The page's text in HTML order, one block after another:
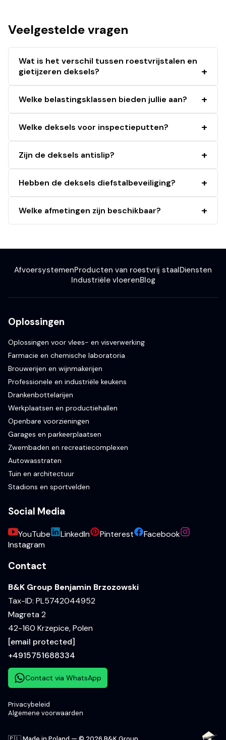
Veelgestelde vragen
Wat is het verschil tussen roestvrijstalen en
gietijzeren deksels?
Welke belastingsklassen bieden jullie aan?
Welke deksels voor inspectieputten?
Zijn de deksels antislip?
Hebben de deksels diefstalbeveiliging?
Welke afmetingen zijn beschikbaar?
AfvoersystemenProducten van roestvrij staalDiensten
Industriële vloerenBlog
Oplossingen
Oplossingen voor vlees- en visverwerking
Farmacie en chemische laboratoria
Brouwerijen en wijnmakerijen
Professionele en industriële keukens
Drankenbottelarijen
Werkplaatsen en productiehallen
Openbare voorzieningen
Garages en parkeerplaatsen
Zwembaden en recreatiecomplexen
Autowasstraten
Tuin en architectuur
Stadions en sportvelden
Social Media
YouTube LinkedIn Pinterest
Facebook
Instagram
Contact
B&K Group Benjamin Brzozowski
Tax-ID: PL5742044952
Magreta 2
42-160 Krzepice, Polen
[email protected]
+4915751688334
Contact via WhatsApp
Privacybeleid
Algemene voorwaarden